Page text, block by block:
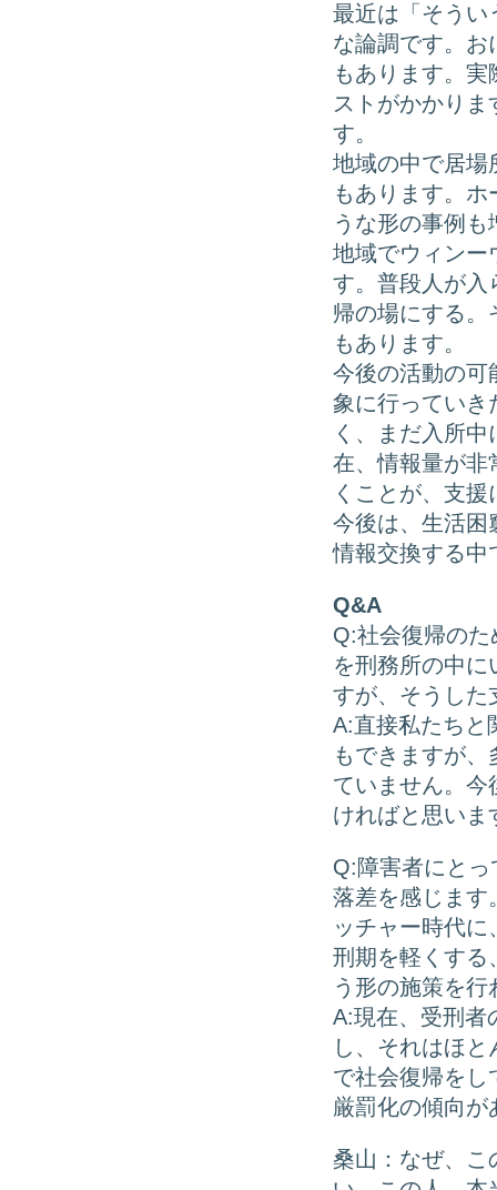
最近は「そうい
な論調です。お
もあります。
ストがかかり
す。
地域の中で居場
もあります。
うな形の事例
地域でウィンー
す。普段人が入
帰の場にする。
もあります。
今後の活動の可
象に行っていき
く、まだ入所
在、情報量が非
くことが、支
今後は、生活困
情報交換する中
Q&A
Q:社会復帰の
を刑務所の中
すが、そうした
A:直接私たちと
もできますが
ていません。今
ければと思いま
Q:障害者にと
落差を感じます
ッチャー時代
刑期を軽くする
う形の施策を
A:現在、受刑者
し、それはほ
で社会復帰をし
厳罰化の傾向
桑山：なぜ、こ